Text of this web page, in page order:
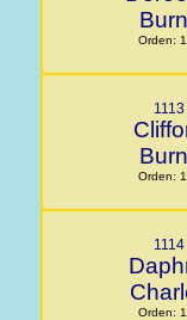
Orden:
1113
Orden:
1114
Orden: